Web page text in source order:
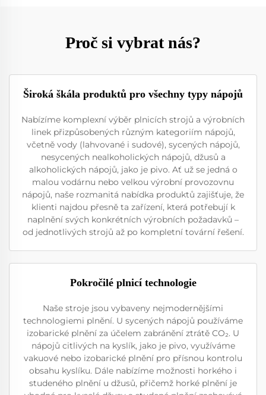
Proč si vybrat nás?
Široká škála produktů pro všechny typy nápojů
Nabízíme komplexní výběr plnicích strojů a výrobních
linek přizpůsobených různým kategoriím nápojů,
včetně vody (lahvované i sudové), sycených nápojů,
nesycených nealkoholických nápojů, džusů a
alkoholických nápojů, jako je pivo. Ať už se jedná o
malou vodárnu nebo velkou výrobní provozovnu
nápojů, naše rozmanitá nabídka produktů zajišťuje, že
klienti najdou přesně ta zařízení, která potřebují k
naplnění svých konkrétních výrobních požadavků –
od jednotlivých strojů až po kompletní tovární řešení.
Pokročilé plnicí technologie
Naše stroje jsou vybaveny nejmodernějšími
technologiemi plnění. U sycených nápojů používáme
izobarické plnění za účelem zabránění ztrátě CO₂. U
nápojů citlivých na kyslík, jako je pivo, využíváme
vakuové nebo izobarické plnění pro přísnou kontrolu
obsahu kyslíku. Dále nabízíme možnosti horkého i
studeného plnění u džusů, přičemž horké plnění je